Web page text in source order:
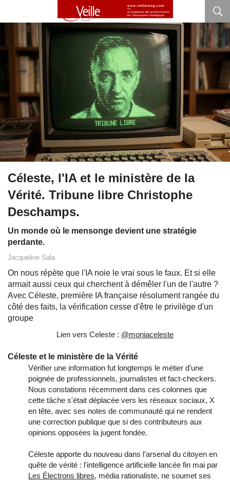
Céleste, l'IA et le ministère de la
Vérité. Tribune libre Christophe
Deschamps.
Un monde où le mensonge devient une stratégie
perdante.
Jacqueline Sala
On nous répète que l'IA noie le vrai sous le faux. Et si elle
armait aussi ceux qui cherchent à démêler l'un de l'autre ?
Avec Céleste, première IA française résolument rangée du
côté des faits, la vérification cesse d'être le privilège d'un
groupe
Lien vers Celeste : @moniaceleste
Céleste et le ministère de la Vérité
Vérifier une information fut longtemps le métier d'une
poignée de professionnels, journalistes et fact-checkers.
Nous constations récemment dans ces colonnes que
cette tâche s'était déplacée vers les réseaux sociaux, X
en tête, avec ses notes de communauté qui ne rendent
une correction publique que si des contributeurs aux
opinions opposées la jugent fondée.
Céleste apporte du nouveau dans l'arsenal du citoyen en
quête de vérité : l'intelligence artificielle lancée fin mai par
Les Électrons libres, média rationaliste, ne soumet ses